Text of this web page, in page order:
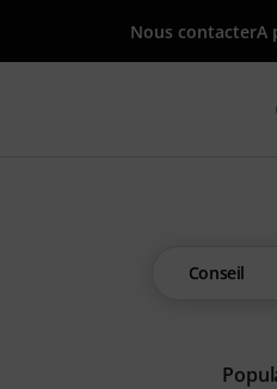
Nous contacterA
recherche avec le terme de
Conseil